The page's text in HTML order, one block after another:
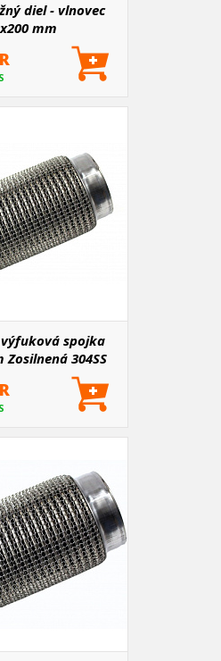
diel - vlnovec
mm
spojka
Zosilnená 304SS